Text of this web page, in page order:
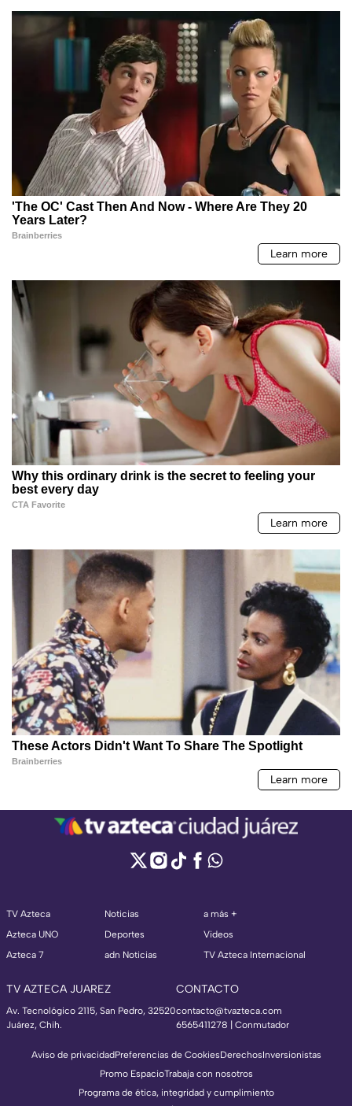
TV Azteca
Azteca UNO
Azteca 7
Noticias
Deportes
adn Noticias
a más +
Videos
TV Azteca Internacional
TV AZTECA JUAREZ
Av. Tecnológico 2115, San Pedro, 32520
Juárez, Chih.
CONTACTO
contacto@tvazteca.com
6565411278 | Conmutador
Aviso de privacidadPreferencias de CookiesDerechosInversionistas
Promo EspacioTrabaja con nosotros
Programa de ética, integridad y cumplimiento